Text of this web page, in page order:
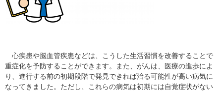
心疾患や脳血管疾患などは、こうした生活習慣を改善することで
重症化を予防することができます。また、がんは、医療の進歩によ
り、進行する前の初期段階で発見できれば治る可能性が高い病気に
なってきました。ただし、これらの病気は初期には自覚症状がない